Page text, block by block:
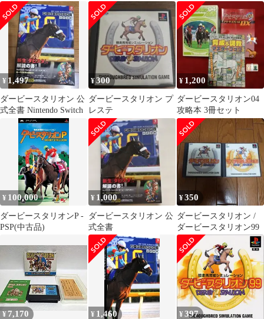
天堂ファミコンソフト
セット
¥ 1,497
ダービースタリオン 公
式全書 Nintendo Switch
¥300
ダービースタリオン プ
レステ
¥ 1,200
ダービースタリオン04
攻略本 3冊セット
¥ 100,000
ダービースタリオンP -
PSP(中古品)
¥ 1,000
ダービースタリオン 公
式全書
¥350
ダービースタリオン /
ダービースタリオン99
¥7,170 ¥ 1,460 ¥397